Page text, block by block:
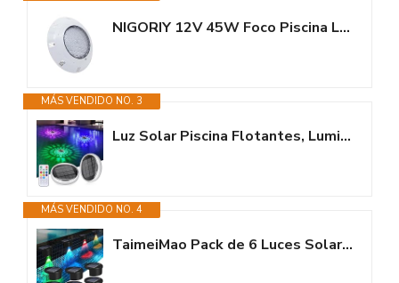
NIGORIY 12V 45W Foco Piscina LED, Luces Subacuáticas IP68 Impermeable, Luz...
MÁS VENDIDO NO. 3
Luz Solar Piscina Flotantes, Luminación LED Subacuática Solar con mando a...
MÁS VENDIDO NO. 4
TaimeiMao Pack de 6 Luces Solares Exterior, Luz Solar Piscina, Luces...